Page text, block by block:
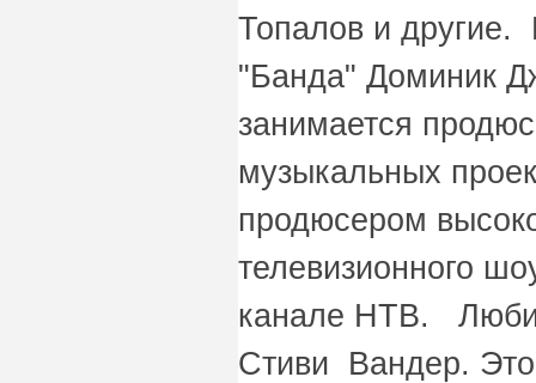
Топалов и другие.
"Банда" Доминик
занимается
музыкальных
продюсером
телевизионного
канале НТВ.
Стиви Вандер.